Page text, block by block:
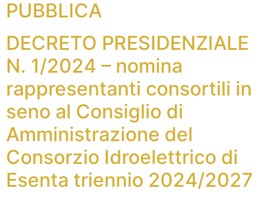
PUBBLICA
DECRETO PRESIDENZIALE
N. 1/2024 – nomina
rappresentanti consortili in
seno al Consiglio di
Amministrazione del
Consorzio Idroelettrico di
Esenta triennio 2024/2027